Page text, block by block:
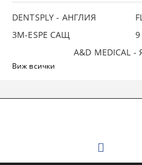
DENTSPLY - АНГЛИЯ
3М-ESPE САЩ
9
A&D MEDICAL -
Виж всички